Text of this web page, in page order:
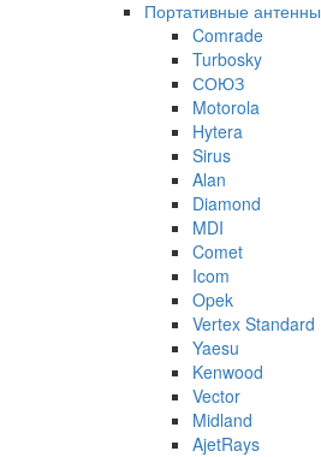
Портативные антенны
Comrade
Turbosky
СОЮЗ
Motorola
Hytera
Sirus
Alan
Diamond
MDI
Comet
Icom
Opek
Vertex Standard
Yaesu
Kenwood
Vector
Midland
AjetRays